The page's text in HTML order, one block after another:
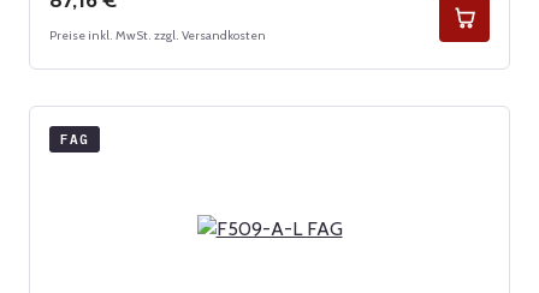
Preise inkl. MwSt. zzgl. Versandkosten
FAG